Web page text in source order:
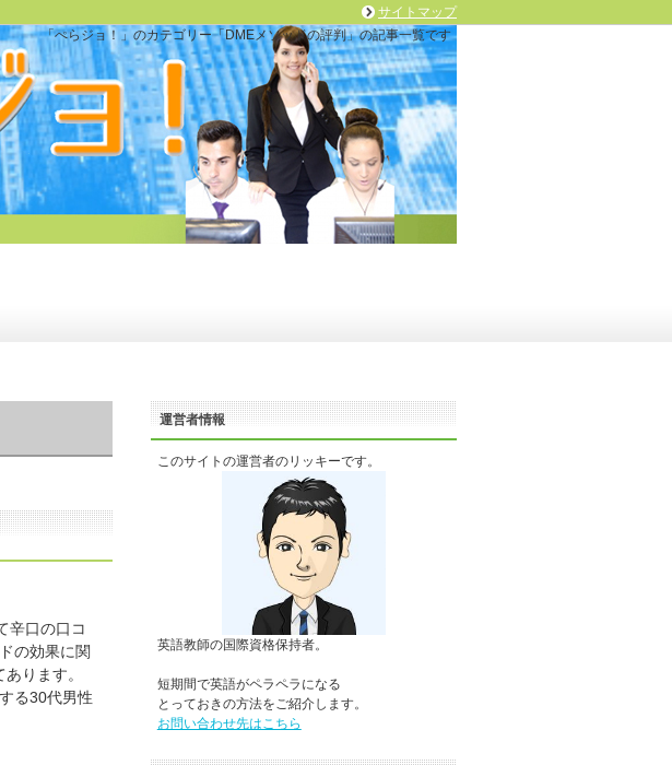
「ぺらジョ！」のカテゴリー「DMEメソッドの評判」の記事一覧です
辛口の口コ
の効果に関
ります。
る30代男性
運営者情報
このサイトの運営者のリッキーです。
英語教師の国際資格保持者。
短期間で英語がペラペラになる
とっておきの方法をご紹介します。
お問い合わせ先はこちら
サイトマップ